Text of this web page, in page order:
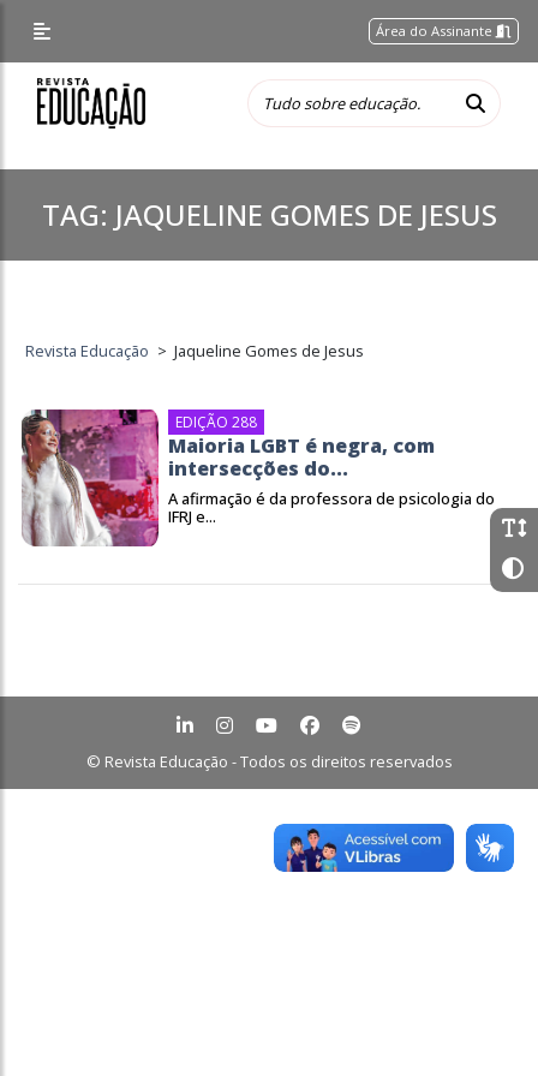
Área do Assinante
TAG: JAQUELINE GOMES DE JESUS
Revista Educação > Jaqueline Gomes de Jesus
EDIÇÃO 288
Maioria LGBT é negra, com
intersecções do...
A afirmação é da professora de psicologia do
IFRJ e...
© Revista Educação - Todos os direitos reservados